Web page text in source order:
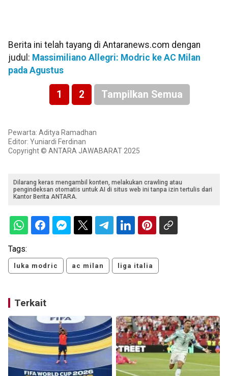
Berita ini telah tayang di Antaranews.com dengan
judul: Massimiliano Allegri: Modric ke AC Milan
pada Agustus
1 2 Tampilkan Semua
Pewarta: Aditya Ramadhan
Editor: Yuniardi Ferdinan
Copyright © ANTARA JAWABARAT 2025
Dilarang keras mengambil konten, melakukan crawling atau
pengindeksan otomatis untuk AI di situs web ini tanpa izin tertulis dari
Kantor Berita ANTARA.
Tags:
luka modric ac milan liga italia
Terkait